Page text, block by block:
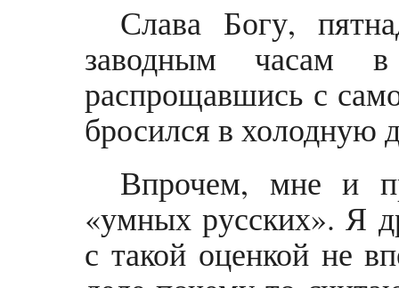
Слава Богу,
заводным
распрощавшись с
бросился в холодную
Впрочем, мне и
«умных русских». Я
с такой оценкой не